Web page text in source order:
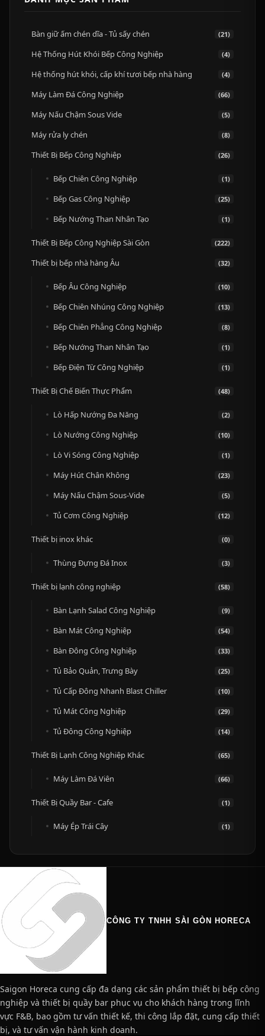
Bàn giữ ấm chén dĩa - Tủ sấy chén (21)
Hệ Thống Hút Khói Bếp Công Nghiệp (4)
Hệ thống hút khói, cấp khí tươi bếp nhà hàng (4)
Máy Làm Đá Công Nghiệp (66)
Máy Nấu Chậm Sous Vide (5)
Máy rửa ly chén (8)
Thiết Bị Bếp Công Nghiệp (26)
Bếp Chiên Công Nghiệp (1)
Bếp Gas Công Nghiệp (25)
Bếp Nướng Than Nhân Tạo (1)
Thiết Bị Bếp Công Nghiệp Sài Gòn (222)
Thiết bị bếp nhà hàng Âu (32)
Bếp Âu Công Nghiệp (10)
Bếp Chiên Nhúng Công Nghiệp (13)
Bếp Chiên Phẳng Công Nghiệp (8)
Bếp Nướng Than Nhân Tạo (1)
Bếp Điện Từ Công Nghiệp (1)
Thiết Bị Chế Biến Thực Phẩm (48)
Lò Hấp Nướng Đa Năng (2)
Lò Nướng Công Nghiệp (10)
Lò Vi Sóng Công Nghiệp (1)
Máy Hút Chân Không (23)
Máy Nấu Chậm Sous-Vide (5)
Tủ Cơm Công Nghiệp (12)
Thiết bị inox khác (0)
Thùng Đựng Đá Inox (3)
Thiết bị lạnh công nghiệp (58)
Bàn Lạnh Salad Công Nghiệp (9)
Bàn Mát Công Nghiệp (54)
Bàn Đông Công Nghiệp (33)
Tủ Bảo Quản, Trưng Bày (25)
Tủ Cấp Đông Nhanh Blast Chiller (10)
Tủ Mát Công Nghiệp (29)
Tủ Đông Công Nghiệp (14)
Thiết Bị Lạnh Công Nghiệp Khác (65)
Máy Làm Đá Viên (66)
Thiết Bị Quầy Bar - Cafe (1)
Máy Ép Trái Cây (1)
CÔNG TY TNHH SÀI GÒN HORECA
Saigon Horeca cung cấp đa dạng các sản phẩm thiết bị bếp công
nghiệp và thiết bị quầy bar phục vụ cho khách hàng trong lĩnh
vực F&B, bao gồm tư vấn thiết kế, thi công lắp đặt, cung cấp thiết
bị, và tư vấn vận hành kinh doanh.